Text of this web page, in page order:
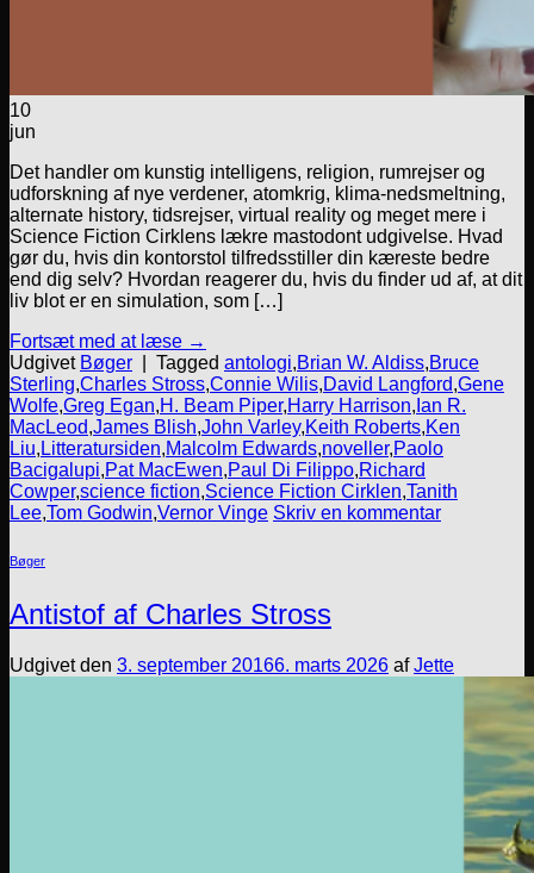
10
jun
Det handler om kunstig intelligens, religion, rumrejser og
udforskning af nye verdener, atomkrig, klima-nedsmeltning,
alternate history, tidsrejser, virtual reality og meget mere i
Science Fiction Cirklens lækre mastodont udgivelse. Hvad
gør du, hvis din kontorstol tilfredsstiller din kæreste bedre
end dig selv? Hvordan reagerer du, hvis du finder ud af, at dit
liv blot er en simulation, som […]
Fortsæt med at læse →
Udgivet Bøger Tagged antologi,Brian W. Aldiss,Bruce
Sterling,Charles Stross,Connie Wilis,David Langford,Gene
Wolfe,Greg Egan,H. Beam Piper,Harry Harrison, Ian R.
MacLeod,James Blish,John Varley,Keith Roberts,Ken
Liu, Litteratursiden,Malcolm Edwards,noveller,Paolo
Bacigalupi,Pat MacEwen,Paul Di Filippo,Richard
Cowper,science fiction,Science Fiction Cirklen,Tanith
Lee,Tom Godwin,Vernor Vinge Skriv en kommentar
Bøger
Antistof af Charles Stross
Udgivet den 3. september 20166. marts 2026 afJette